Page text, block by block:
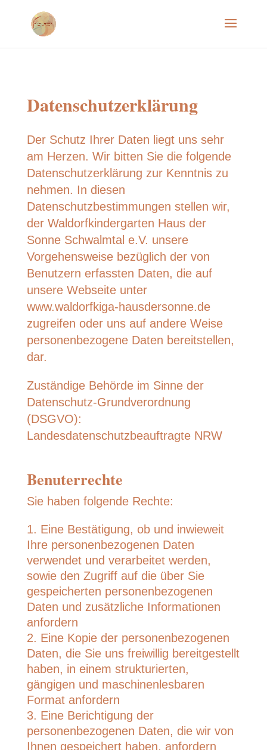
Datenschutzerklärung
Der Schutz Ihrer Daten liegt uns sehr
am Herzen. Wir bitten Sie die folgende
Datenschutzerklärung zur Kenntnis zu
nehmen. In diesen
Datenschutzbestimmungen stellen wir,
der Waldorfkindergarten Haus der
Sonne Schwalmtal e.V. unsere
Vorgehensweise bezüglich der von
Benutzern erfassten Daten, die auf
unsere Webseite unter
www.waldorfkiga-hausdersonne.de
zugreifen oder uns auf andere Weise
personenbezogene Daten bereitstellen,
dar.
Zuständige Behörde im Sinne der
Datenschutz-Grundverordnung
(DSGVO):
Landesdatenschutzbeauftragte NRW
Benuterrechte
Sie haben folgende Rechte:
Eine Bestätigung, ob und inwieweit
Ihre personenbezogenen Daten
verwendet und verarbeitet werden,
sowie den Zugriff auf die über Sie
gespeicherten personenbezogenen
Daten und zusätzliche Informationen
anfordern
Eine Kopie der personenbezogenen
Daten, die Sie uns freiwillig bereitgestellt
haben, in einem strukturierten,
gängigen und maschinenlesbaren
Format anfordern
Eine Berichtigung der
personenbezogenen Daten, die wir von
Ihnen gespeichert haben, anfordern